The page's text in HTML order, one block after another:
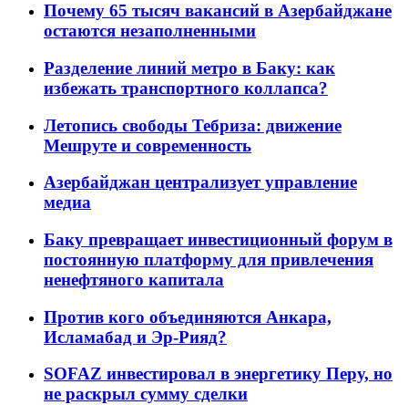
Почему 65 тысяч вакансий в Азербайджане
остаются незаполненными
Разделение линий метро в Баку: как
избежать транспортного коллапса?
Летопись свободы Тебриза: движение
Мешруте и современность
Азербайджан централизует управление
медиа
Баку превращает инвестиционный форум в
постоянную платформу для привлечения
ненефтяного капитала
Против кого объединяются Анкара,
Исламабад и Эр-Рияд?
SOFAZ инвестировал в энергетику Перу, но
не раскрыл сумму сделки